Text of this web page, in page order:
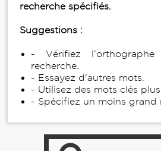
recherche spécifiés.
Suggestions :
- Vérifiez
recherche.
- Essayez d'autres mots.
- Utilisez des mots clés plus
- Spécifiez un moins grand